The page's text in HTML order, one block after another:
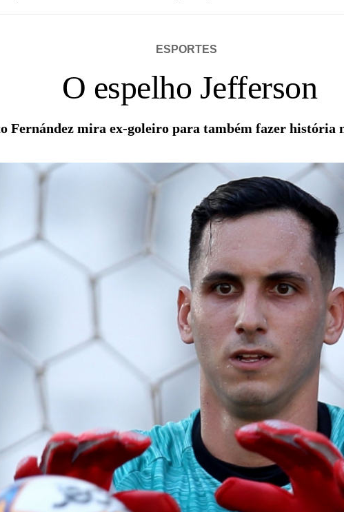
ESPORTES
O espelho Jefferson
Fernández mira ex-goleiro para também fazer história